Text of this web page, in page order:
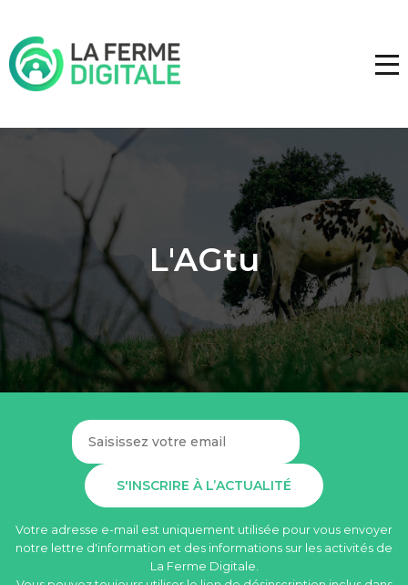
L'AGtu
Votre adresse e-mail est uniquement utilisée pour vous envoyer
notre lettre d'information et des informations sur les activités de
La Ferme Digitale.